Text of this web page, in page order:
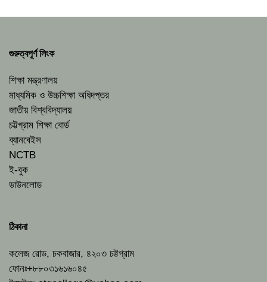
গুরুত্বপূর্ণ লিংক
শিক্ষা মন্ত্রণালয়
মাধ্যমিক ও উচ্চশিক্ষা অধিদপ্তর
জাতীয় বিশ্ববিদ্যালয়
চট্টগ্রাম শিক্ষা বোর্ড
ব্যানবেইস
NCTB
ই-বুক
ডাউনলোড
ঠিকানা
কলেজ রোড, চকবাজার, ৪২০৩ চট্টগ্রাম
ফোনঃ+৮৮০৩১৬১৬০৪৫